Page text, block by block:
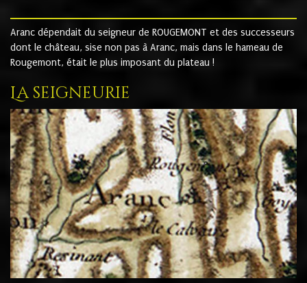
Aranc dépendait du seigneur de ROUGEMONT et des successeurs
dont le château, sise non pas à Aranc, mais dans le hameau de
Rougemont, était le plus imposant du plateau !
La seigneurie